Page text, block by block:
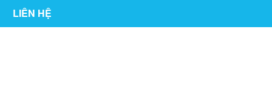
LIÊN HỆ